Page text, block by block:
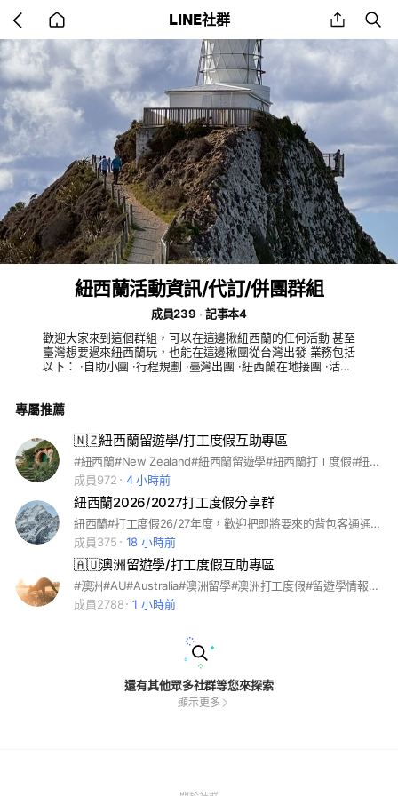
back
to
home
LINE社群 share
紐西蘭活動資訊/代訂/併團群組
成員239
記事本4
歡迎大家來到這個群組，可以在這邊揪紐西蘭的任何活動 甚至
臺灣想要過來紐西蘭玩，也能在這邊揪團從台灣出發 業務包括
以下： ·自助小團 ·行程規劃 ·臺灣出團 ·紐西蘭在地接團 ·活動/
專屬推薦
🇳🇿紐西蘭留遊學/打工度假互助專區
#紐西蘭#New Zealand#紐西蘭留遊學#紐西蘭打工度假#紐西蘭最新情報
成員972
4 小時前
紐西蘭2026/2027打工度假分享群
紐西蘭#打工度假26/27年度，歡迎把即將要來的背包客通通一起帶進來。 想要有買賣車/找房租房/二手買賣/揪團玩樂，各種資訊的都歡迎加入。 #紐西蘭 #打工度假 #皇后鎮 #米佛峽灣 #奧克蘭 #威靈頓 #紐西蘭旅遊 #紐西蘭工作
成員375
18 小時前
🇦🇺澳洲留遊學/打工度假互助專區
#澳洲#AU#Australia#澳洲留學#澳洲打工度假#留遊學情報交流#打工度假情報交流#澳洲語言學校#澳洲大學
成員2788
1 小時前
還有其他眾多社群等您來探索
顯示更多